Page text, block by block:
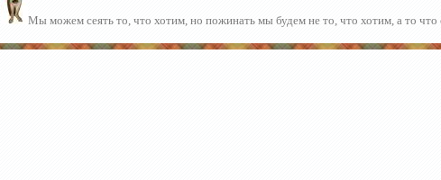
Мы можем сеять то, что хотим, но пожинать мы будем не то, что хотим, а то